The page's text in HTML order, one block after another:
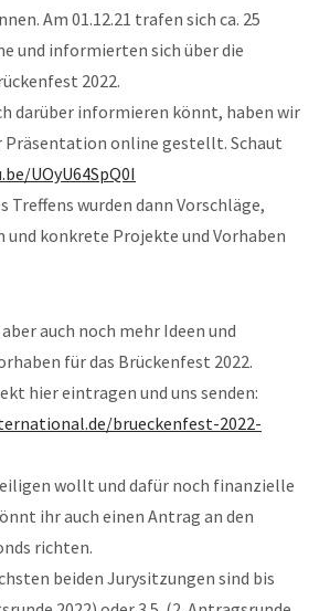
Am 01.12.21 trafen sich ca. 25
und informierten sich über die
2022.
darüber informieren könnt, haben wir
online gestellt. Schaut
UOyU64SpQ0I
Treffens wurden dann Vorschläge,
und konkrete Projekte und Vorhaben
auch noch mehr Ideen und
für das Brückenfest 2022.
hier eintragen und uns senden:
brueckenfest-2022-
wollt und dafür noch finanzielle
ihr auch einen Antrag an den
richten.
beiden Jurysitzungen sind bis